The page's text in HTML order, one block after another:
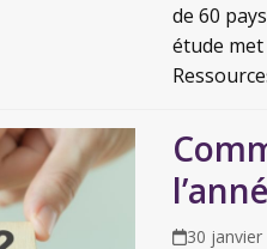
de 60
étude
30 janvier